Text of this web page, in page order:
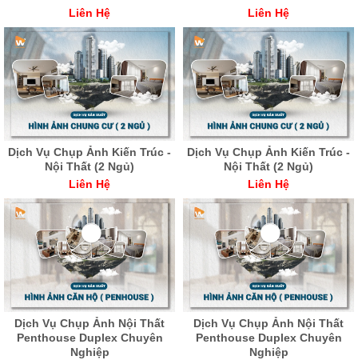
Liên Hệ
Liên Hệ
Dịch Vụ Chụp Ảnh Kiến Trúc -
Nội Thất (2 Ngủ)
Liên Hệ
Dịch Vụ Chụp Ảnh Kiến Trúc -
Nội Thất (2 Ngủ)
Liên Hệ
Dịch Vụ Chụp Ảnh Nội Thất
Penthouse Duplex Chuyên
Nghiệp
Dịch Vụ Chụp Ảnh Nội Thất
Penthouse Duplex Chuyên
Nghiệp